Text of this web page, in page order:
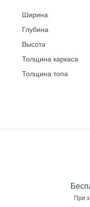
Ширина
Глубина
Высота
Толщина каркаса
Толщина топа
При